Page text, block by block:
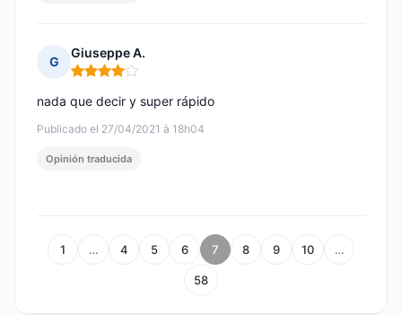
G
Giuseppe A.
Nota: 4 de 5
Publicado el 27/04/2021 à 18h04
nada que decir y super rápido
Opinión traducida
1 … 4 5 6 7 8 9 10 …
58